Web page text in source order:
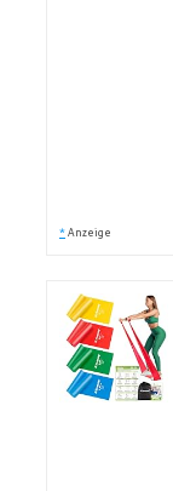
* Anzeige